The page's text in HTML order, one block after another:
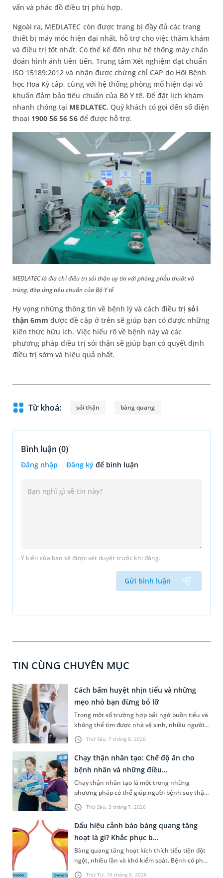
vấn và phác đồ điều trị phù hợp.
Ngoài ra, MEDLATEC còn được trang bị đầy đủ các trang
thiết bị máy móc hiện đại nhất, hỗ trợ cho việc thăm khám
và điều trị tốt nhất. Có thể kể đến như hệ thống máy chẩn
đoán hình ảnh tiên tiến, Trung tâm Xét nghiệm đạt chuẩn
ISO 15189:2012 và nhận được chứng chỉ CAP do Hội Bệnh
học Hoa Kỳ cấp, cùng với hệ thống phòng mổ hiện đại vô
khuẩn đảm bảo tiêu chuẩn của Bộ Y tế. Để đặt lịch khám
nhanh chóng tại MEDLATEC, Quý khách có gọi đến số điện
thoại 1900 56 56 56 để được hỗ trợ.
MEDLATEC là địa chỉ điều trị sỏi thận uy tín với phòng phẫu thuật vô
trùng, đáp ứng tiêu chuẩn của Bộ Y tế
Hy vọng những thông tin về bệnh lý và cách điều trịsỏi
thận 6mmđược đề cập ở trên sẽ giúp bạn có được những
kiến thức hữu ích. Việc hiểu rõ về bệnh này và các
phương pháp điều trị sỏi thận sẽ giúp bạn có quyết định
điều trị sớm và hiệu quả nhất.
Từ khoá: sỏi thận bàng quang
Bình luận (0)
Đăng nhập Đăng ký để bình luận
Ý kiến của bạn sẽ được xét duyệt trước khi đăng.
Gửi bình luận
TIN CÙNG CHUYÊN MỤC
Thứ Sáu, 7 tháng 8, 2026
Cách bấm huyệt nhịn tiểu và những
mẹo nhỏ bạn đừng bỏ lỡ
Trong một số trường hợp bất ngờ buồn tiểu và
không thể tìm được nhà vệ sinh, nhiều người
đã áp dụng phương pháp bấm huyệt nhịn tiểu.
Vậy cách bấm huyệt nhịn tiểu được thực hiện
như thế nào? Dưới đây là thông tin tham khảo
và một số lưu ý dành cho bạn.
Thứ Sáu, 3 tháng 7, 2026
Chạy thận nhân tạo: Chế độ ăn cho
bệnh nhân và những điều...
Chạy thận nhân tạo là một trong những
phương pháp có thể giúp người bệnh suy thận
mạn tính ở giai đoạn cuối có thể kéo dài cuộc
sống và tăng chất lượng sống đáng kể. Bài viết
dưới đây là một số thông tin cơ bản về phương
pháp điều trị này và những lưu ý về chế độ ăn
dành cho người bệnh để đảm bảo hiệu quả
chạy thận và phòng ngừa tai biến nghiêm
trọng.
Thứ Tư, 10 tháng 6, 2026
Dấu hiệu cảnh báo bàng quang tăng
hoạt là gì? Khắc phục b...
Bàng quang tăng hoạt kích thích tiểu tiện đột
ngột, nhiều lần và khó kiểm soát. Bệnh có phổ
biến hơn ở người ở độ tuổi trung niên và cao